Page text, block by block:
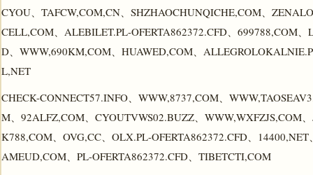
CYOU、TAFCW,COM,CN、SHZHAOCHUNQICHE,COM、
CELL,COM、ALEBILET.PL-OFERTA862372.CFD、699788,COM
D、WWW,690KM,COM、HUAWED,COM、
L,NET
CHECK-CONNECT57.INFO、WWW,8737,COM、
M、92ALFZ,COM、CYOUTVWS02.BUZZ、WWW,WXFZJS,COM
K788,COM、OVG,CC、OLX.PL-OFERTA862372.CFD、
AMEUD,COM、PL-OFERTA862372.CFD、TIBETCTI,COM